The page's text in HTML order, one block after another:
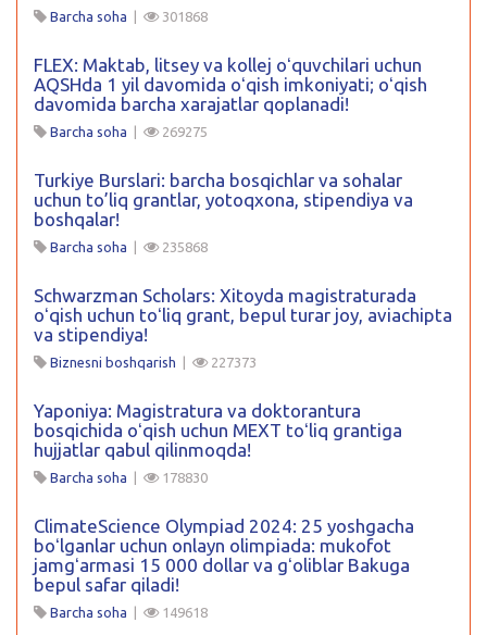
Barcha soha | 301868
FLEX: Maktab, litsey va kollej oʻquvchilari uchun
AQSHda 1 yil davomida oʻqish imkoniyati; oʻqish
davomida barcha xarajatlar qoplanadi!
Barcha soha | 269275
Turkiye Burslari: barcha bosqichlar va sohalar
uchun to’liq grantlar, yotoqxona, stipendiya va
boshqalar!
Barcha soha | 235868
Schwarzman Scholars: Xitoyda magistraturada
oʻqish uchun toʻliq grant, bepul turar joy, aviachipta
va stipendiya!
Biznesni boshqarish | 227373
Yaponiya: Magistratura va doktorantura
bosqichida oʻqish uchun MEXT toʻliq grantiga
hujjatlar qabul qilinmoqda!
Barcha soha | 178830
ClimateScience Olympiad 2024: 25 yoshgacha
boʻlganlar uchun onlayn olimpiada: mukofot
jamgʻarmasi 15 000 dollar va gʻoliblar Bakuga
bepul safar qiladi!
Barcha soha | 149618